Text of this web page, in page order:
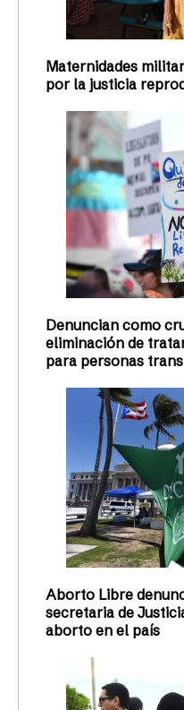
Maternidades
por la justicia
Denuncian como
eliminación de
para personas
Aborto Libre
secretaria de
aborto en el país